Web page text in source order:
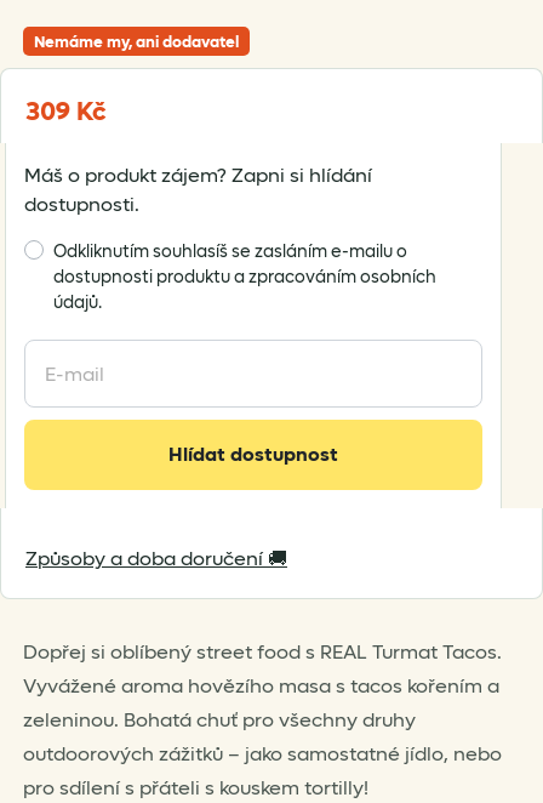
309 Kč
Dopřej si oblíbený street food s REAL Turmat Tacos.
Vyvážené aroma hovězího masa s tacos kořením a
zeleninou. Bohatá chuť pro všechny druhy
outdoorových zážitků – jako samostatné jídlo, nebo
pro sdílení s přáteli s kouskem tortilly!
Nemáme my, ani dodavatel
Máš o produkt zájem? Zapni si hlídání
dostupnosti.
Odkliknutím souhlasíš se zasláním e-mailu o
dostupnosti produktu a zpracováním osobních
údajů.
Enter
your
email
join
waitlist
product
Hlídat dostupnost
Způsoby a doba doručení 🚚